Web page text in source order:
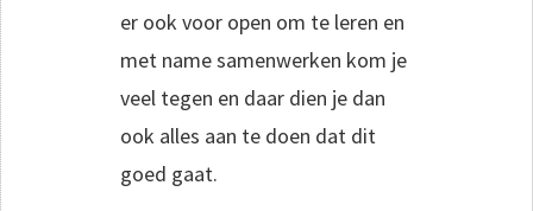
er ook voor open om te leren en
met name samenwerken kom je
veel tegen en daar dien je dan
ook alles aan te doen dat dit
goed gaat.